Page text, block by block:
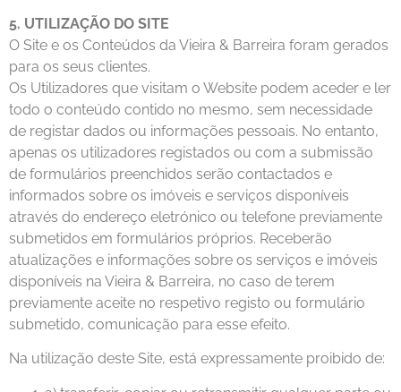
5. UTILIZAÇÃO DO SITE
O Site e os Conteúdos da Vieira & Barreira foram gerados
para os seus clientes.
Os Utilizadores que visitam o Website podem aceder e ler
todo o conteúdo contido no mesmo, sem necessidade
de registar dados ou informações pessoais. No entanto,
apenas os utilizadores registados ou com a submissão
de formulários preenchidos serão contactados e
informados sobre os imóveis e serviços disponíveis
através do endereço eletrónico ou telefone previamente
submetidos em formulários próprios. Receberão
atualizações e informações sobre os serviços e imóveis
disponíveis na Vieira & Barreira, no caso de terem
previamente aceite no respetivo registo ou formulário
submetido, comunicação para esse efeito.
Na utilização deste Site, está expressamente proibido de: